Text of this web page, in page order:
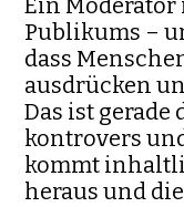
Ein Moderator
Publikums –
dass
ausdrücken
Das ist
kontrovers
kommt
heraus und